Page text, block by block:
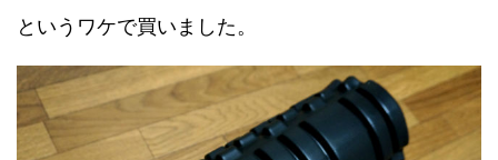
というワケで買いました。